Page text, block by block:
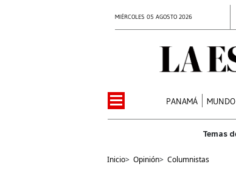
MIÉRCOLES 05 AGOSTO 2026
PANAMÁ MUNDO
Inicio> Opinión> Columnistas